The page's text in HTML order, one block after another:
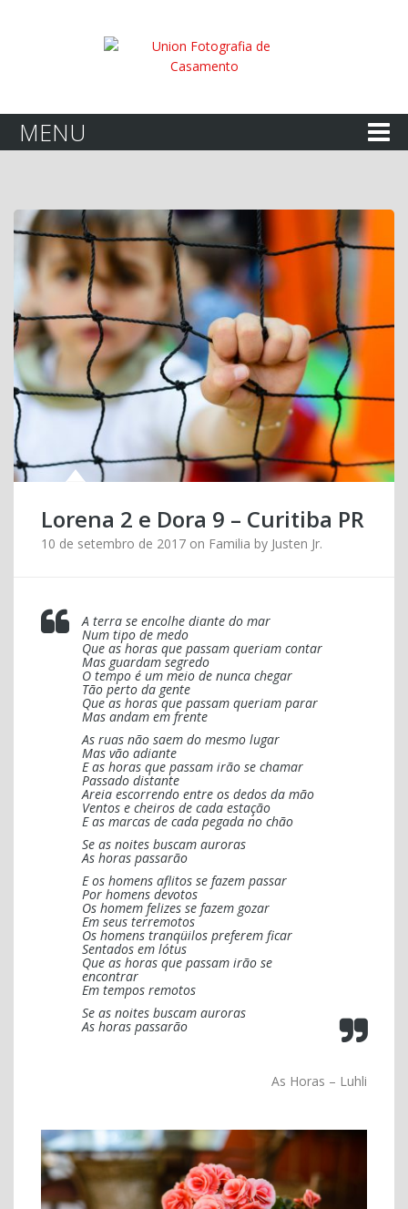
Casamentos
Corporativo
Minha Vida
A chegada…
Contato
MENU
Lorena 2 e Dora 9 – Curitiba PR
10 de setembro de 2017 on Familia by Justen Jr.
A terra se encolhe diante do mar
Num tipo de medo
Que as horas que passam queriam contar
Mas guardam segredo
O tempo é um meio de nunca chegar
Tão perto da gente
Que as horas que passam queriam parar
Mas andam em frente
As ruas não saem do mesmo lugar
Mas vão adiante
E as horas que passam irão se chamar
Passado distante
Areia escorrendo entre os dedos da mão
Ventos e cheiros de cada estação
E as marcas de cada pegada no chão
Se as noites buscam auroras
As horas passarão
E os homens aflitos se fazem passar
Por homens devotos
Os homem felizes se fazem gozar
Em seus terremotos
Os homens tranqüilos preferem ficar
Sentados em lótus
Que as horas que passam irão se
encontrar
Em tempos remotos
Se as noites buscam auroras
As horas passarão
As Horas – Luhli